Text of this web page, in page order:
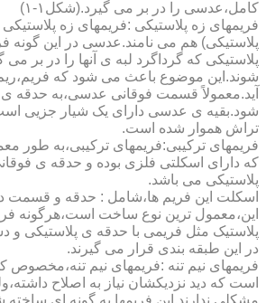
کامل،عدسی را در بر می گیرد.(شکل۱-۱)
فریمهای زه پلاستیکی :فریمهای زه پلاستیکی
پلاستیکی) هم می نامند.عدسی در این گونه
پلاستیکی که گرداگرد لبه ی آنها را در بر می
شوند.این موضوع باعث می شود که
آید.معمولاً قسمت فوقانی عدسی،به حدقه
شود.بقیه ی عدسی دارای یک شیار جزیی
تراش هموار شده است.
فریمهای ترکیبی:فریمهای ترکیبی،به طور
که دارای اسکلتی فلزی بوده و حدقه ی
پلاستیکی می باشد.
اسکلت این فریم ها،شامل : حدقه و قسمت
این،معمول ترین نوع ساخت است،هرگونه
پلاستیک مثل فریمی با حدقه ی پلاستیکی و
در این طبقه بندی قرار می گیرند.
فریمهای نیم تنه :فریمهای نیم
است که دید نزدیکشان نیاز به اصلاح